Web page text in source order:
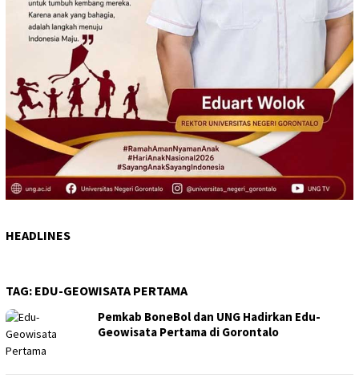
HEADLINES
TAG: EDU-GEOWISATA PERTAMA
Pemkab BoneBol dan UNG Hadirkan Edu-
Geowisata Pertama di Gorontalo